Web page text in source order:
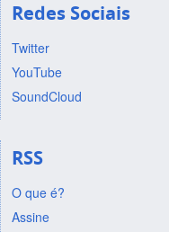
Redes Sociais
Twitter
YouTube
SoundCloud
RSS
O que é?
Assine